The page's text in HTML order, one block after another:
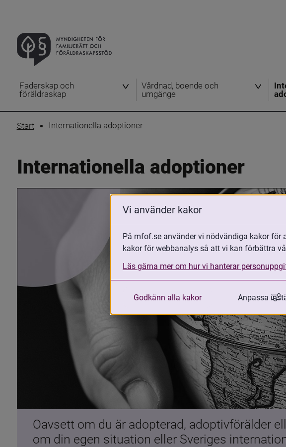
Faderskap och
föräldraskap
Vårdnad, boende och
umgänge
Start Internationella adoptioner
Internationella adoptioner
Oavsett om du är adopterad, adoptivförälder
om din egen situation eller Sveriges
Vi använder kakor
På mfof.se använder vi nödvändiga kakor för
kakor för webbanalys så att vi kan förbättra
Läs gärna mer om hur vi hanterar
Godkänn alla kakor Anpassa